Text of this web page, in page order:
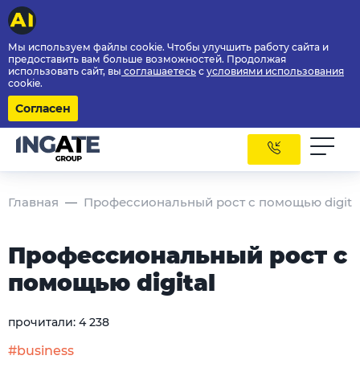
Мы используем файлы cookie. Чтобы улучшить работу сайта и
предоставить вам больше возможностей. Продолжая
использовать сайт, вы соглашаетесь с условиями использования
cookie.
Согласен
Главная Профессиональный рост с помощью
Профессиональный рост с
помощью digital
прочитали: 4 238
#business